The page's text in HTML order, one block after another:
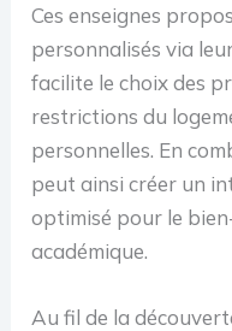
Ces enseignes
personnalisés via
facilite le choix des
restrictions du
personnelles. En
peut ainsi créer un
optimisé pour le
académique.
Au fil de la